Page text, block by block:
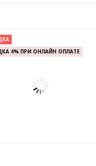
4% ПРИ ОНЛАЙН ОПЛАТЕ